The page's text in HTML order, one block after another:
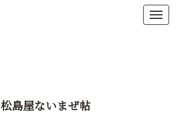
松島屋ないまぜ帖